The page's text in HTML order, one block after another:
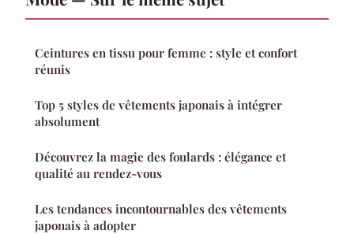
Ceintures en tissu pour femme : style et confort
réunis
Top 5 styles de vêtements japonais à intégrer
absolument
Découvrez la magie des foulards : élégance et
qualité au rendez-vous
Les tendances incontournables des vêtements
japonais à adopter